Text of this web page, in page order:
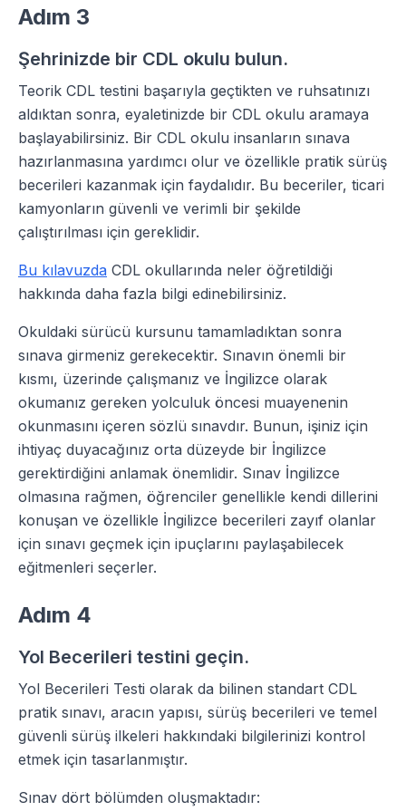
Adım 3
Şehrinizde bir CDL okulu bulun.
Teorik CDL testini başarıyla geçtikten ve ruhsatınızı
aldıktan sonra, eyaletinizde bir CDL okulu aramaya
başlayabilirsiniz. Bir CDL okulu insanların sınava
hazırlanmasına yardımcı olur ve özellikle pratik sürüş
becerileri kazanmak için faydalıdır. Bu beceriler, ticari
kamyonların güvenli ve verimli bir şekilde
çalıştırılması için gereklidir.
Bu kılavuzda CDL okullarında neler öğretildiği
hakkında daha fazla bilgi edinebilirsiniz.
Okuldaki sürücü kursunu tamamladıktan sonra
sınava girmeniz gerekecektir. Sınavın önemli bir
kısmı, üzerinde çalışmanız ve İngilizce olarak
okumanız gereken yolculuk öncesi muayenenin
okunmasını içeren sözlü sınavdır. Bunun, işiniz için
ihtiyaç duyacağınız orta düzeyde bir İngilizce
gerektirdiğini anlamak önemlidir. Sınav İngilizce
olmasına rağmen, öğrenciler genellikle kendi dillerini
konuşan ve özellikle İngilizce becerileri zayıf olanlar
için sınavı geçmek için ipuçlarını paylaşabilecek
eğitmenleri seçerler.
Adım 4
Yol Becerileri testini geçin.
Yol Becerileri Testi olarak da bilinen standart CDL
pratik sınavı, aracın yapısı, sürüş becerileri ve temel
güvenli sürüş ilkeleri hakkındaki bilgilerinizi kontrol
etmek için tasarlanmıştır.
Sınav dört bölümden oluşmaktadır: